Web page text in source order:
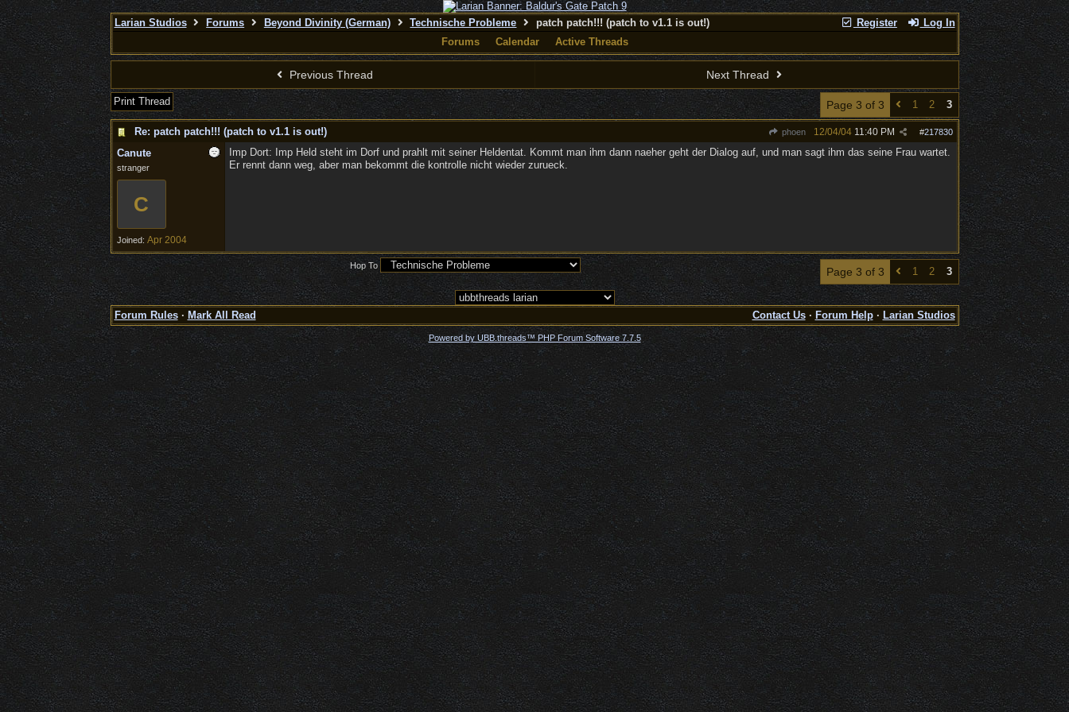
Register Log In
Larian Studios Forums Beyond Divinity (German) Technische Probleme
patch patch!!! (patch to v1.1 is out!)
Forums
Calendar Active Threads
Previous Thread Next Thread
Print Thread Page 3 of 3 1 2 3
Re: patch patch!!! (patch to v1.1 is out!) phoen #217830
12/04/04 11:40 PM
Canute
stranger
C
Joined: Apr 2004
Imp Dort: Imp Held steht im Dorf und prahlt mit seiner Heldentat. Kommt man ihm dann naeher geht der Dialog auf, und man sagt ihm das seine Frau wartet.
Er rennt dann weg, aber man bekommt die kontrolle nicht wieder zurueck.
Page 3 of 3 1 2 3
Hop To
Forum Rules· Mark All Read Contact Us· Forum Help· Larian Studios
Powered by UBB.threads™ PHP Forum Software 7.7.5